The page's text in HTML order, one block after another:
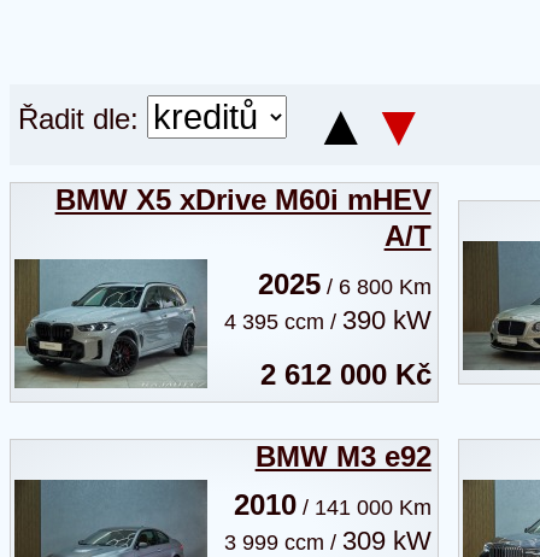
Řadit dle: ▲ ▼
BMW X5 xDrive M60i mHEV
A/T
2025/ 6 800 Km
4 395 ccm / 390 kW
2 612 000 Kč
BMW M3 e92
2010/ 141 000 Km
3 999 ccm / 309 kW